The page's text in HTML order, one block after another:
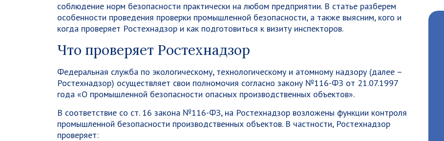
соблюдение норм безопасности практически на любом предприятии. В статье разберем
особенности проведения проверки промышленной безопасности, а также выясним, кого и
когда проверяет Ростехнадзор и как подготовиться к визиту инспекторов.
Что проверяет Ростехнадзор
Федеральная служба по экологическому, технологическому и атомному надзору (далее –
Ростехнадзор) осуществляет свои полномочия согласно закону №116-ФЗ от 21.07.1997
года «О промышленной безопасности опасных производственных объектов».
В соответствие со ст. 16 закона №116-ФЗ, на Ростехнадзор возложены функции контроля
промышленной безопасности производственных объектов. В частности, Ростехнадзор
проверяет: